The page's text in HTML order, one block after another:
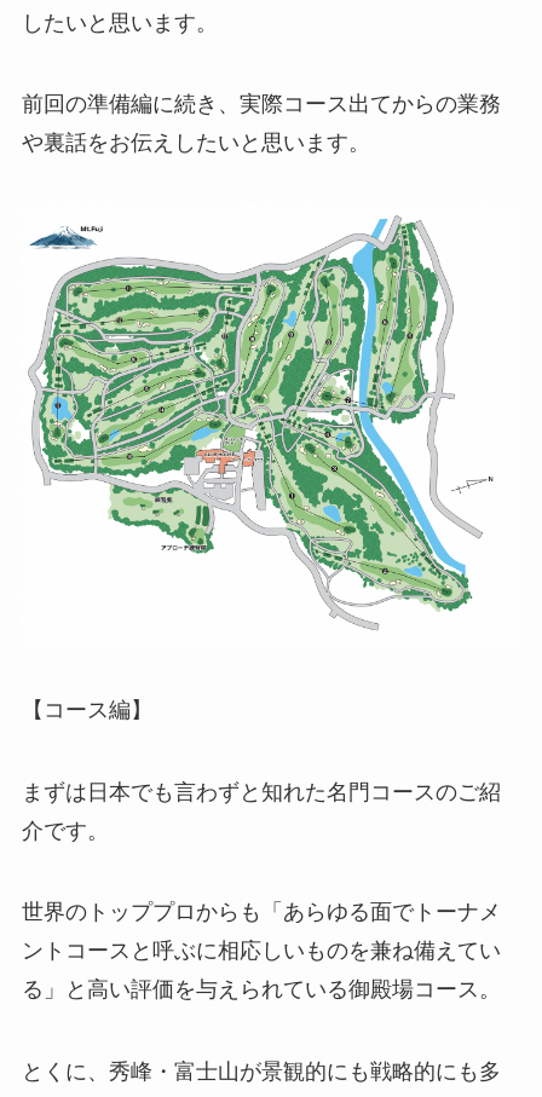
したいと思います。
前回の準備編に続き、実際コース出てからの業務
や裏話をお伝えしたいと思います。
【コース編】
まずは日本でも言わずと知れた名門コースのご紹
介です。
世界のトッププロからも「あらゆる面でトーナメ
ントコースと呼ぶに相応しいものを兼ね備えてい
る」と高い評価を与えられている御殿場コース。
とくに、秀峰・富士山が景観的にも戦略的にも多